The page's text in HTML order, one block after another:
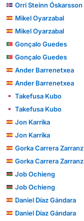
Orri Steinn Óskarsson
Mikel Oyarzabal
Mikel Oyarzabal
Gonçalo Guedes
Gonçalo Guedes
Ander Barrenetxea
Ander Barrenetxea
Takefusa Kubo
Takefusa Kubo
Jon Karrika
Jon Karrika
Gorka Carrera Zarranz
Gorka Carrera Zarranz
Job Ochieng
Job Ochieng
Daniel Díaz Gándara
Daniel Díaz Gándara